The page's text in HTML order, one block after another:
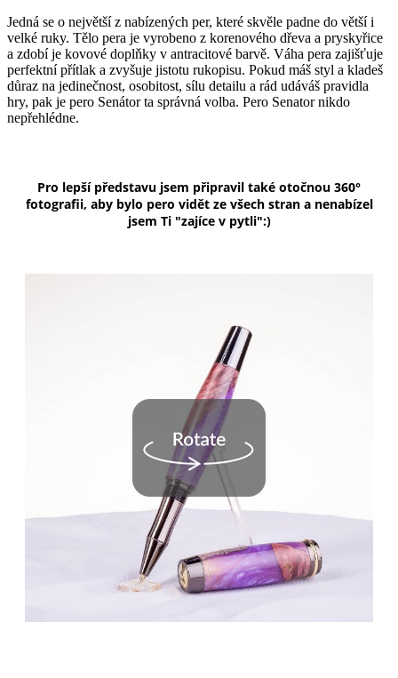
Jedná se o největší z nabízených per, které skvěle padne do větší i
velké ruky. Tělo pera je vyrobeno z korenového dřeva a pryskyřice
a zdobí je kovové doplňky v antracitové barvě. Váha pera zajišťuje
perfektní přítlak a zvyšuje jistotu rukopisu. Pokud máš styl a kladeš
důraz na jedinečnost, osobitost, sílu detailu a rád udáváš pravidla
hry, pak je pero Senátor ta správná volba. Pero Senator nikdo
nepřehlédne.
Pro lepší představu jsem připravil také otočnou 360°
fotografii, aby bylo pero vidět ze všech stran a nenabízel
jsem Ti "zajíce v pytli":)